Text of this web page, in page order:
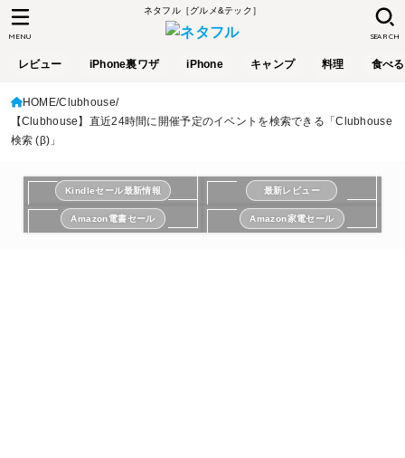
ネタフル［グルメ&テック］
レビュー iPhone裏ワザ iPhone キャンプ 料理 食べる
SEARCH
MENU
HOME Clubhouse
【Clubhouse】直近24時間に開催予定のイベントを検索できる「Clubhouse
検索 (β)」
Kindleセール最新情報 最新レビュー
Amazon電書セール Amazon家電セール